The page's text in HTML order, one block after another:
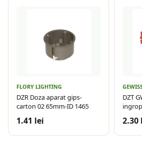
FLORY LIGHTING
DZR Doza aparat gips-
carton 02 65mm-ID 1465
1.41 lei
DZT
2.30